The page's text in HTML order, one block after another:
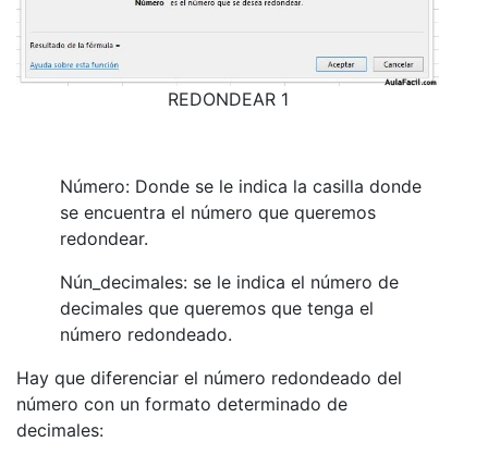
REDONDEAR 1
Número: Donde se le indica la casilla donde
se encuentra el número que queremos
redondear.
Nún_decimales: se le indica el número de
decimales que queremos que tenga el
número redondeado.
Hay que diferenciar el número redondeado del
número con un formato determinado de
decimales: